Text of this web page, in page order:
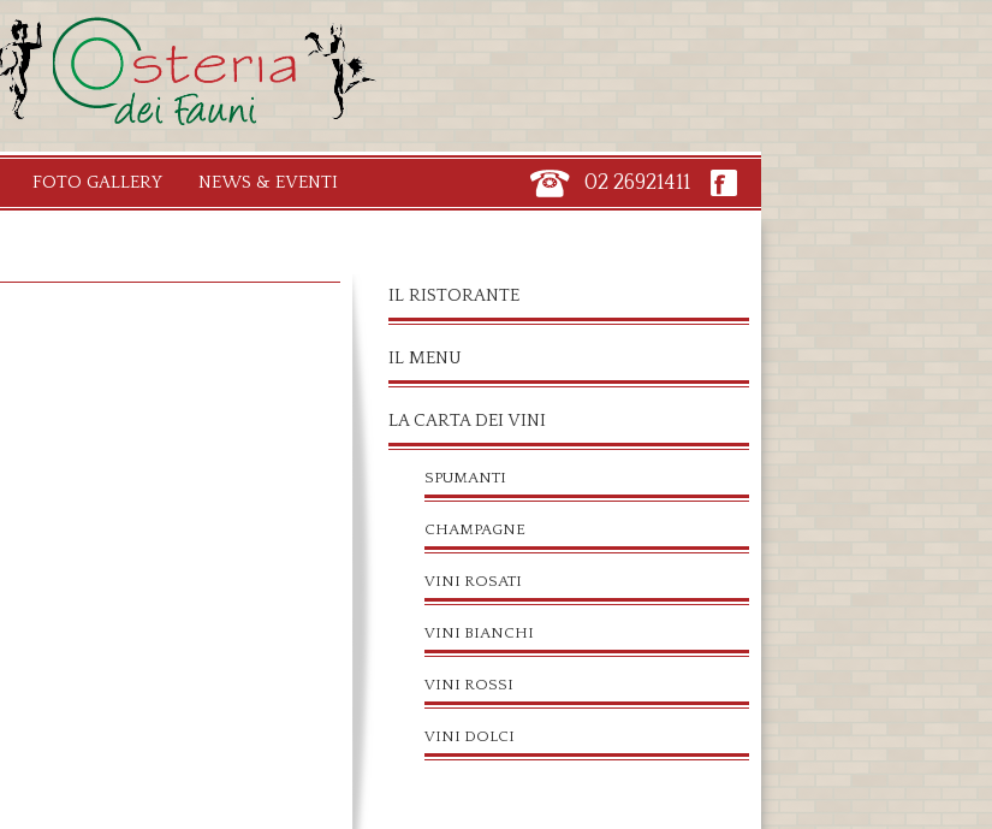
contenuto
principale
FOTO GALLERY NEWS & EVENTI 02 26921411
IL RISTORANTE
IL MENU
LA CARTA DEI VINI
SPUMANTI
CHAMPAGNE
VINI ROSATI
VINI BIANCHI
VINI ROSSI
VINI DOLCI